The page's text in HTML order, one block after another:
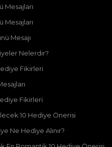
Mesajları
Mesajları
Mesajı
Nelerdir?
Fikirleri
Fikirleri
10 Hediye Önerisi
Ne Hediye Alınır?